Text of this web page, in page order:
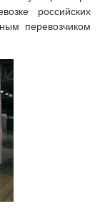
российских
перевозчиком